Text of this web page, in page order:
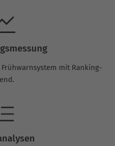
mit Ranking-